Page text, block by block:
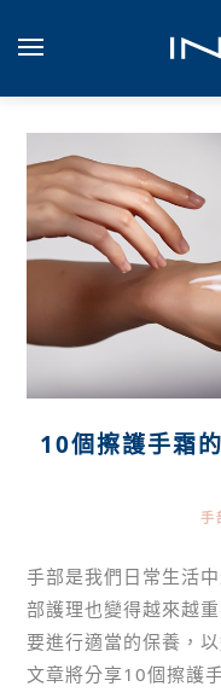
10個擦護手霜
手
手部是我們日常生活
部護理也變得越來越
要進行適當的保養，
文章將分享10個擦護